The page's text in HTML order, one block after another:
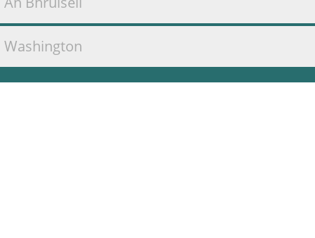
An Bhruiséil
Washington